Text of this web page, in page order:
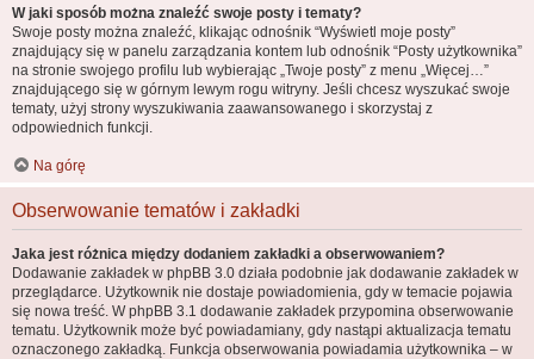
W jaki sposób można znaleźć swoje posty i tematy?
Swoje posty można znaleźć, klikając odnośnik “Wyświetl moje posty”
znajdujący się w panelu zarządzania kontem lub odnośnik “Posty użytkownika”
na stronie swojego profilu lub wybierając „Twoje posty” z menu „Więcej…”
znajdującego się w górnym lewym rogu witryny. Jeśli chcesz wyszukać swoje
tematy, użyj strony wyszukiwania zaawansowanego i skorzystaj z
odpowiednich funkcji.
Na górę
Obserwowanie tematów i zakładki
Jaka jest różnica między dodaniem zakładki a obserwowaniem?
Dodawanie zakładek w phpBB 3.0 działa podobnie jak dodawanie zakładek w
przeglądarce. Użytkownik nie dostaje powiadomienia, gdy w temacie pojawia
się nowa treść. W phpBB 3.1 dodawanie zakładek przypomina obserwowanie
tematu. Użytkownik może być powiadamiany, gdy nastąpi aktualizacja tematu
oznaczonego zakładką. Funkcja obserwowania powiadamia użytkownika – w